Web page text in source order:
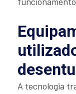
A tecnologia